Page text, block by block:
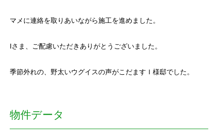
マメに連絡を取りあいながら施工を進めました。
Iさま、ご配慮いただきありがとうございました。
季節外れの、野太いウグイスの声がこだますＩ様邸でした。
物件データ